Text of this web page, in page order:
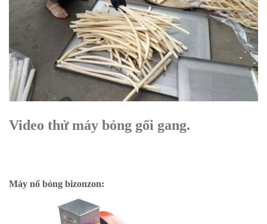
Video thử máy bỏng gối gang.
Máy nổ bỏng bizonzon: